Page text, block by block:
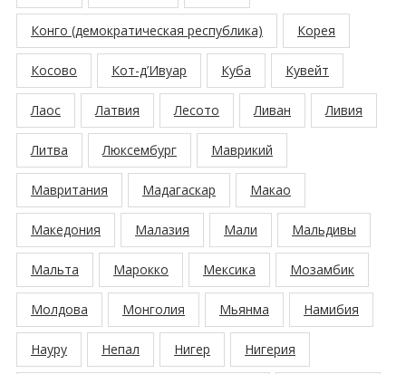
Конго (демократическая республика) Корея
Косово Кот-д’Ивуар Куба Кувейт
Лаос Латвия Лесото Ливан Ливия
Литва Люксембург Маврикий
Мавритания Мадагаскар Макао
Македония Малазия Мали Мальдивы
Мальта Марокко Мексика Мозамбик
Молдова Монголия Мьянма Намибия
Науру Непал Нигер Нигерия